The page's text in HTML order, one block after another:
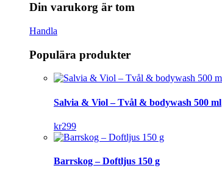
Din varukorg är tom
Handla
Populära produkter
Salvia & Viol – Tvål & bodywash 500 ml
kr299
Barrskog – Doftljus 150 g